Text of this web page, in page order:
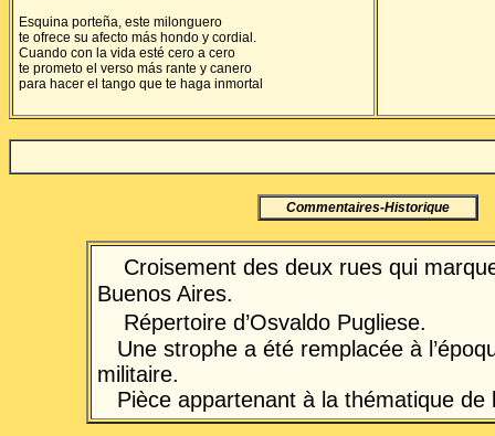
Esquina porteña, este milonguero
te ofrece su afecto más hondo y cordial.
Cuando con la vida esté cero a cero
te prometo el verso más rante y canero
para hacer el tango que te haga inmortal
Commentaires-Historique
Croisement des deux rues qui
Buenos Aires.
Répertoire d’Osvaldo Pugliese.
Une strophe a été remplacée à
militaire.
Pièce appartenant à la thématique de